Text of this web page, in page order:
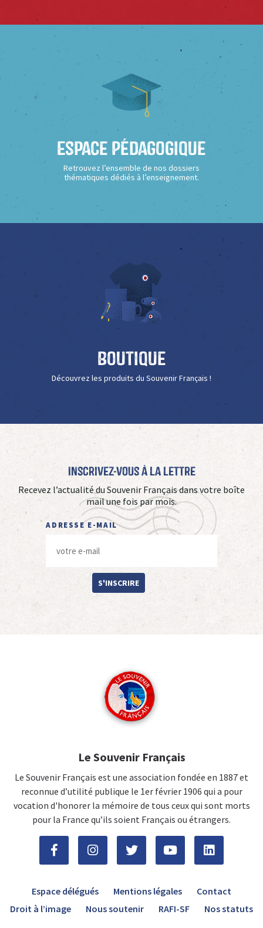
Espace Pédagogique
Retrouvez l’ensemble de nos dossiers
thématiques dédiés à l’enseignement.
Boutique
Découvrez les produits du Souvenir Français !
Inscrivez-vous à La Lettre
Recevez l’actualité du Souvenir Français dans votre boîte
mail une fois par mois.
ADRESSE E-MAIL
S'INSCRIRE
Le Souvenir Français
Le Souvenir Français est une association fondée en 1887 et
reconnue d’utilité publique le 1er février 1906 qui a pour
vocation d'honorer la mémoire de tous ceux qui sont morts
pour la France qu’ils soient Français ou étrangers.
Espace délégués Mentions légales
Contact
Droit à l’image
Nous soutenir RAFI-SF Nos statuts